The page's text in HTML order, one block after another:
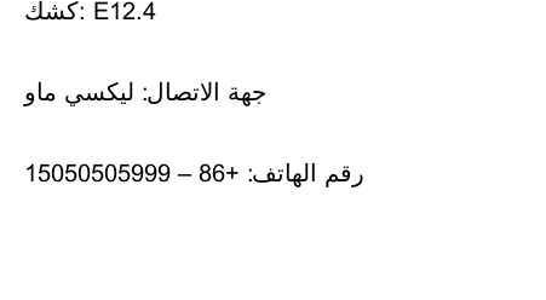
كشك: E12.4
جهة الاتصال: ليكسي ماو
رقم الهاتف: +86 – 15050505999